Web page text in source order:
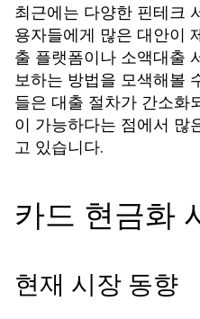
최근에는 다양한 핀테크
용자들에게 많은 대안이
출 플랫폼이나 소액대출
보하는 방법을 모색해볼
들은 대출 절차가 간소화
이 가능하다는 점에서 많
고 있습니다.
카드 현금화
현재 시장 동향